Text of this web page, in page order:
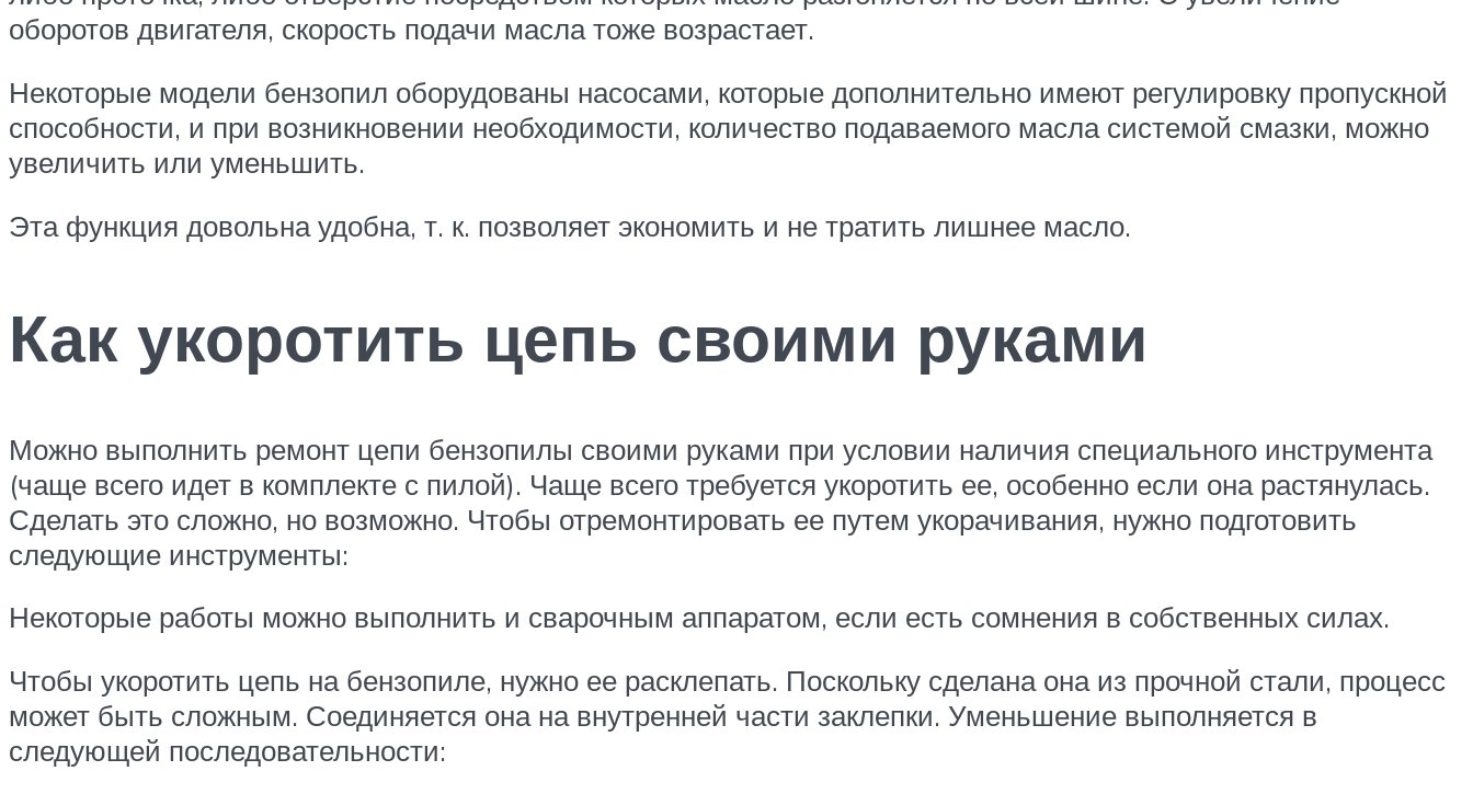
оборотов двигателя, скорость подачи масла тоже возрастает.
Некоторые модели бензопил оборудованы насосами, которые дополнительно имеют регулировку пропускной
способности, и при возникновении необходимости, количество подаваемого масла системой смазки, можно
увеличить или уменьшить.
Эта функция довольна удобна, т. к. позволяет экономить и не тратить лишнее масло.
Как укоротить цепь своими руками
Можно выполнить ремонт цепи бензопилы своими руками при условии наличия специального инструмента
(чаще всего идет в комплекте с пилой). Чаще всего требуется укоротить ее, особенно если она растянулась.
Сделать это сложно, но возможно. Чтобы отремонтировать ее путем укорачивания, нужно подготовить
следующие инструменты:
Некоторые работы можно выполнить и сварочным аппаратом, если есть сомнения в собственных силах.
Чтобы укоротить цепь на бензопиле, нужно ее расклепать. Поскольку сделана она из прочной стали, процесс
может быть сложным. Соединяется она на внутренней части заклепки. Уменьшение выполняется в
следующей последовательности: